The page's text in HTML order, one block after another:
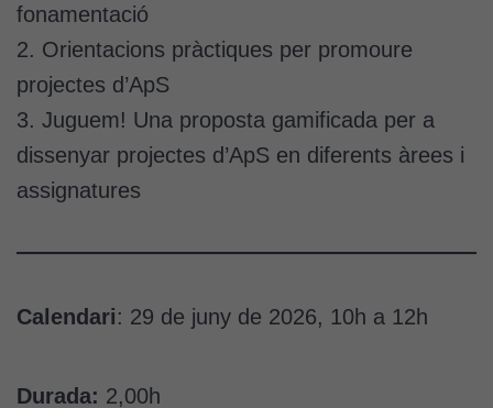
fonamentació
2. Orientacions pràctiques per promoure
projectes d’ApS
3. Juguem! Una proposta gamificada per a
dissenyar projectes d’ApS en diferents àrees i
assignatures
Calendari: 29 de juny de 2026, 10h a 12h
Durada: 2,00h